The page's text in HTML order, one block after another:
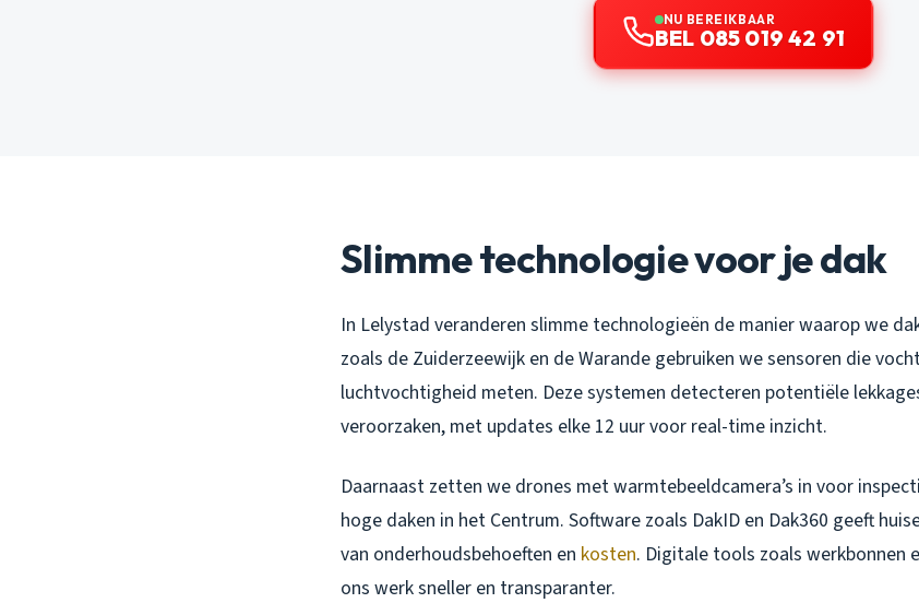
NU BEREIKBAAR
BEL 085 019 42 91
Slimme technologie voor je dak
In Lelystad veranderen slimme technologieën de manier waarop we
zoals de Zuiderzeewijk en de Warande gebruiken we sensoren die
luchtvochtigheid meten. Deze systemen detecteren potentiële
veroorzaken, met updates elke 12 uur voor real-time inzicht.
Daarnaast zetten we drones met warmtebeeldcamera’s in voor
hoge daken in het Centrum. Software zoals DakID en Dak360 geeft
van onderhoudsbehoeften en kosten. Digitale tools zoals werkbonnen
ons werk sneller en transparanter.